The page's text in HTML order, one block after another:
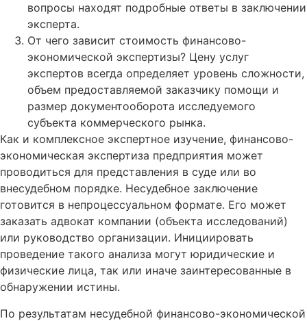
вопросы находят подробные ответы в заключении
эксперта.
От чего зависит стоимость финансово-
экономической экспертизы? Цену услуг
экспертов всегда определяет уровень сложности,
объем предоставляемой заказчику помощи и
размер документооборота исследуемого
субъекта коммерческого рынка.
Как и комплексное экспертное изучение, финансово-
экономическая экспертиза предприятия может
проводиться для представления в суде или во
внесудебном порядке. Несудебное заключение
готовится в непроцессуальном формате. Его может
заказать адвокат компании (объекта исследований)
или руководство организации. Инициировать
проведение такого анализа могут юридические и
физические лица, так или иначе заинтересованные в
обнаружении истины.
По результатам несудебной финансово-экономической